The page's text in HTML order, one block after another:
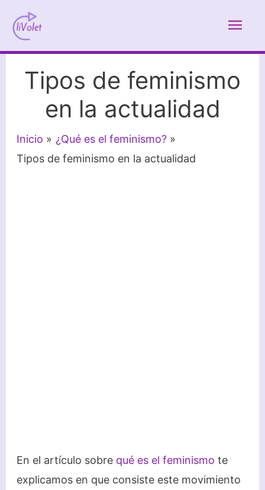
contenido
Tipos de feminismo
en la actualidad
Inicio
¿Qué es el feminismo?
Tipos de feminismo en la actualidad
En el artículo sobre qué es el feminismo te
explicamos en que consiste este movimiento